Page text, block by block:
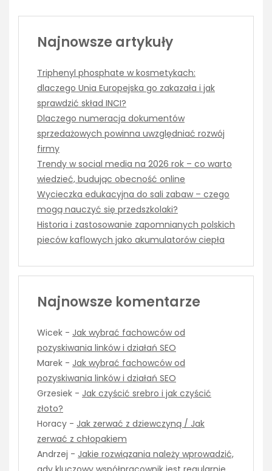
Najnowsze artykuły
Triphenyl phosphate w kosmetykach:
dlaczego Unia Europejska go zakazała i jak
sprawdzić skład INCI?
Dlaczego numeracja dokumentów
sprzedażowych powinna uwzględniać rozwój
firmy
Trendy w social media na 2026 rok – co warto
wiedzieć, budując obecność online
Wycieczka edukacyjna do sali zabaw – czego
mogą nauczyć się przedszkolaki?
Historia i zastosowanie zapomnianych polskich
pieców kaflowych jako akumulatorów ciepła
Najnowsze komentarze
Wicek - Jak wybrać fachowców od
pozyskiwania linków i działań SEO
Marek - Jak wybrać fachowców od
pozyskiwania linków i działań SEO
Grzesiek - Jak czyścić srebro i jak czyścić
złoto?
Horacy - Jak zerwać z dziewczyną / Jak
zerwać z chłopakiem
Andrzej - Jakie rozwiązania należy wprowadzić,